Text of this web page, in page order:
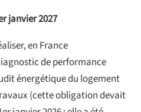
janvier 2027
en France
de performance
énergétique du logement
(cette obligation devait